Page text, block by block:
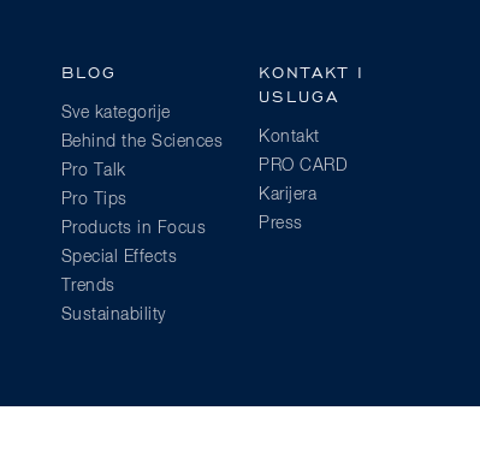
BLOG
Sve kategorije
Behind the Sciences
Pro Talk
Pro Tips
Products in Focus
Special Effects
Trends
Sustainability
KONTAKT I
USLUGA
Kontakt
PRO CARD
Karijera
Press